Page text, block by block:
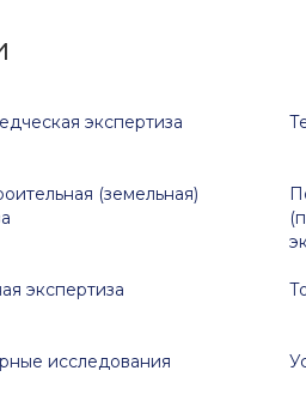
экспертиза
(земельная)
экспертиза
исследования